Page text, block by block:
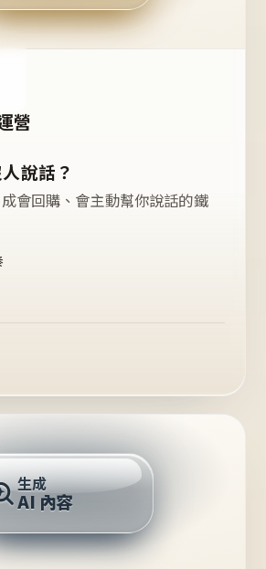
開團
嗎？
營
說話？
會回購、會主動幫你說話的鐵
推薦的台灣品牌？
生成
AI 內容